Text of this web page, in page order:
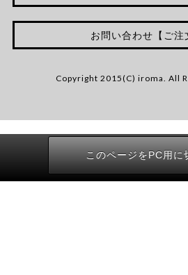
お問い合わせ【ご注
Copyright 2015(C) iroma. All
このページをPC用に